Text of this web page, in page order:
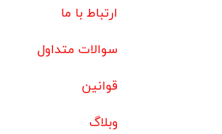
ارتباط با ما
سوالات متداول
قوانین
وبلاگ